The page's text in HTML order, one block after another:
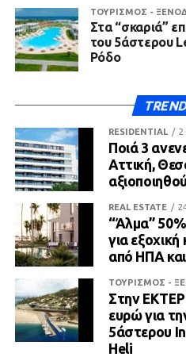
ΤΟΥΡΙΣΜΟΣ -
Στα “σκαριά”
του 5άστερου
Ρόδο
RESIDENTIAL 2
Ποιά 3
Αττική,
REAL ESTATE
“Άλμα”
για
από ΗΠΑ
ΤΟΥΡΙΣΜΟΣ -
Στην ΕΚΤΕΡ
ευρώ για
5άστερου
Heli